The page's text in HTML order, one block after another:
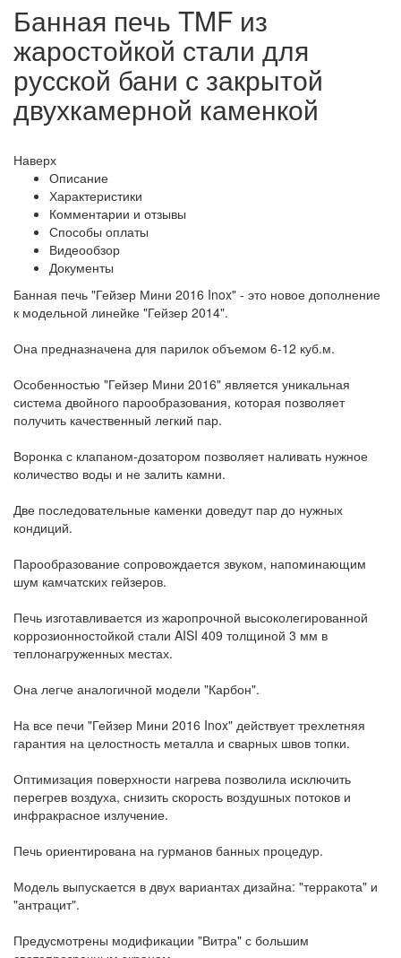
Банная печь TMF из
жаростойкой стали для
русской бани с закрытой
двухкамерной каменкой
Наверх
Описание
Характеристики
Комментарии и отзывы
Способы оплаты
Видеообзор
Документы
Банная печь "Гейзер Мини 2016 Inox" - это новое дополнение
к модельной линейке "Гейзер 2014".
Она предназначена для парилок объемом 6-12 куб.м.
Особенностью "Гейзер Мини 2016" является уникальная
система двойного парообразования, которая позволяет
получить качественный легкий пар.
Воронка с клапаном-дозатором позволяет наливать нужное
количество воды и не залить камни.
Две последовательные каменки доведут пар до нужных
кондиций.
Парообразование сопровождается звуком, напоминающим
шум камчатских гейзеров.
Печь изготавливается из жаропрочной высоколегированной
коррозионностойкой стали AISI 409 толщиной 3 мм в
теплонагруженных местах.
Она легче аналогичной модели "Карбон".
На все печи "Гейзер Мини 2016 Inox" действует трехлетняя
гарантия на целостность металла и сварных швов топки.
Оптимизация поверхности нагрева позволила исключить
перегрев воздуха, снизить скорость воздушных потоков и
инфракрасное излучение.
Печь ориентирована на гурманов банных процедур.
Модель выпускается в двух вариантах дизайна: "терракота" и
"антрацит".
Предусмотрены модификации "Витра" с большим